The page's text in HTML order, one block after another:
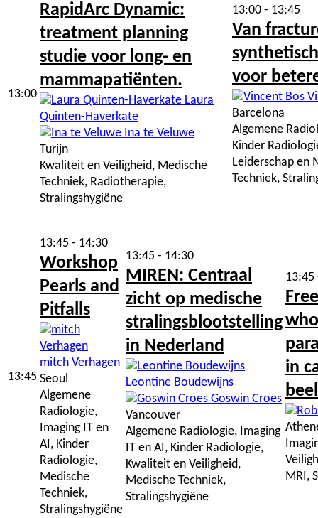
13:00
RapidArc Dynamic:
treatment planning
studie voor long- en
mammapatiënten.
Laura
Quinten-Haverkate
Ina te Veluwe
Turijn
Kwaliteit en Veiligheid, Medische
Techniek, Radiotherapie,
Stralingshygiëne
13:00 - 13:45
Van
voor
Barcelona
Algemene
Kinder
Leiderschap en
Techniek,
13:45
13:45 - 14:30
Workshop
Pearls and
Pitfalls
mitch Verhagen
Seoul
Algemene
Radiologie,
Imaging IT en
AI, Kinder
Radiologie,
Medische
Techniek,
Stralingshygiëne
13:45 - 14:30
MIREN: Centraal
zicht op medische
stralingsblootstelling
in Nederland
Leontine Boudewijns
Goswin Croes
Vancouver
Algemene Radiologie, Imaging
IT en AI, Kinder Radiologie,
Kwaliteit en Veiligheid,
Medische Techniek,
Stralingshygiëne
13:45
in
MRI,